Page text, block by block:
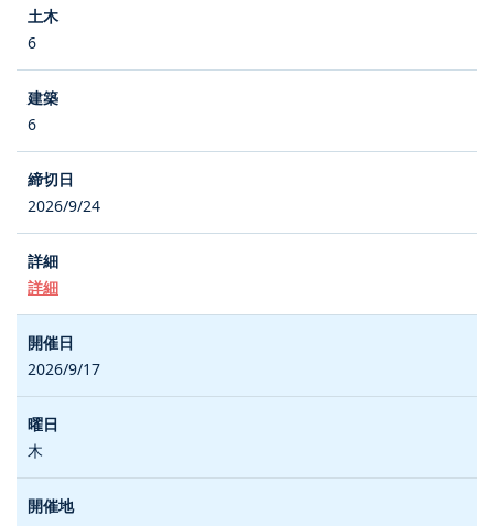
6
6
2026/9/24
詳細
2026/9/17
木